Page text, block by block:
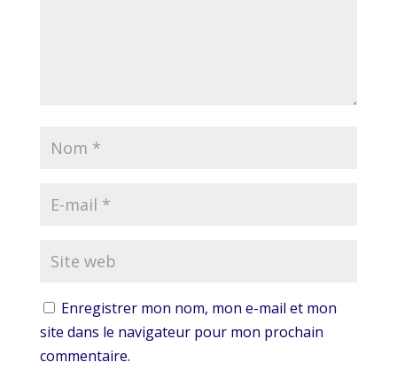
Enregistrer mon nom, mon e-mail et mon
site dans le navigateur pour mon prochain
commentaire.